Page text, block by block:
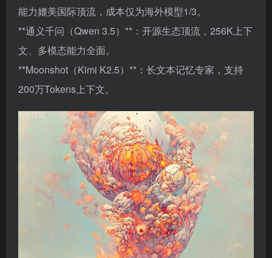
能力媲美国际顶流，成本仅为海外模型1/3。
**通义千问（Qwen 3.5）**：开源生态顶流，256K上下
文、多模态能力全面。
**Moonshot（Kimi K2.5）**：长文本记忆专家，支持
200万Tokens上下文。